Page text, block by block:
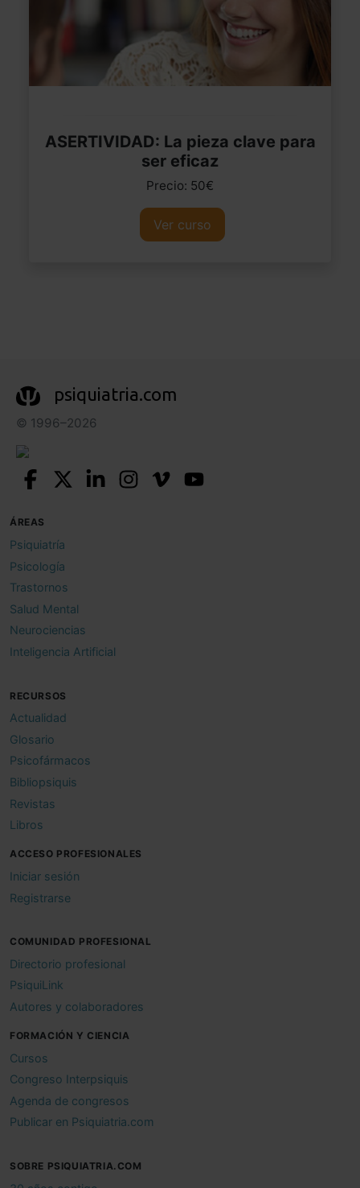
ASERTIVIDAD: La pieza clave para
ser eficaz
Precio: 50€
Ver curso
psiquiatria.com
© 1996–2026
ÁREAS
Psiquiatría
Psicología
Trastornos
Salud Mental
Neurociencias
Inteligencia Artificial
RECURSOS
Actualidad
Glosario
Psicofármacos
Bibliopsiquis
Revistas
Libros
ACCESO PROFESIONALES
Iniciar sesión
Registrarse
COMUNIDAD PROFESIONAL
Directorio profesional
PsiquiLink
Autores y colaboradores
FORMACIÓN Y CIENCIA
Cursos
Congreso Interpsiquis
Agenda de congresos
Publicar en Psiquiatria.com
SOBRE PSIQUIATRIA.COM